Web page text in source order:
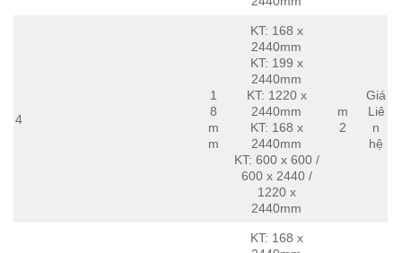
4
1
8
m
m
KT: 168 x
2440mm
KT: 199 x
2440mm
KT: 1220 x
2440mm
KT: 168 x
2440mm
KT: 600 x 600 /
600 x 2440 /
1220 x
2440mm
m
2
Giá
Liê
n
hệ
KT: 168 x